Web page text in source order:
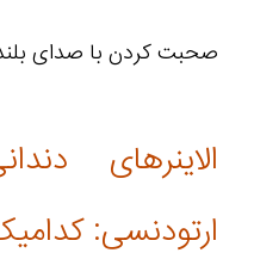
صحبت کردن با صدای
الاینرهای
ارتودنسی: